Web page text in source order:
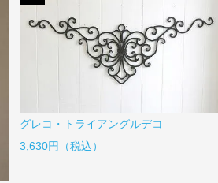
グレコ・トライアングルデコ
3,630円（税込）